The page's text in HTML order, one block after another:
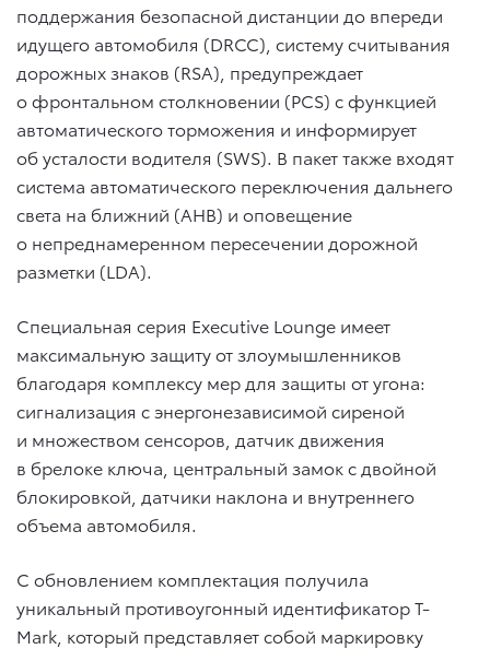
поддержания безопасной дистанции до впереди
идущего автомобиля (DRCC), систему считывания
дорожных знаков (RSA), предупреждает
о фронтальном столкновении (PCS) с функцией
автоматического торможения и информирует
об усталости водителя (SWS). В пакет также входят
система автоматического переключения дальнего
света на ближний (AHB) и оповещение
о непреднамеренном пересечении дорожной
разметки (LDA).
Специальная серия Executive Lounge имеет
максимальную защиту от злоумышленников
благодаря комплексу мер для защиты от угона:
сигнализация с энергонезависимой сиреной
и множеством сенсоров, датчик движения
в брелоке ключа, центральный замок с двойной
блокировкой, датчики наклона и внутреннего
объема автомобиля.
С обновлением комплектация получила
уникальный противоугонный идентификатор T-
Mark, который представляет собой маркировку